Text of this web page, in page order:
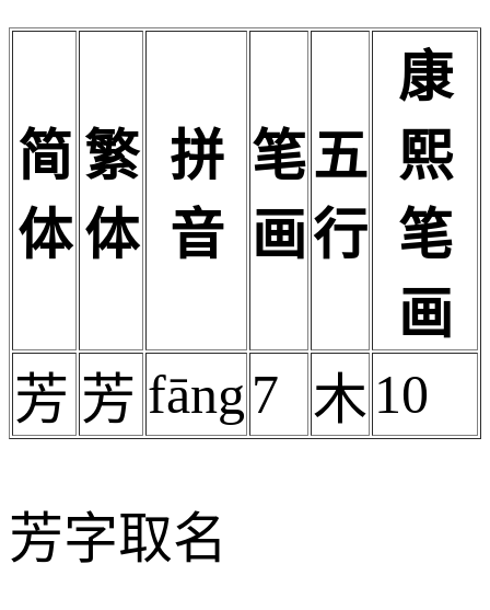
简
体
繁
体
拼
音
笔
画
五
行
康
熙
笔
画
芳 芳 fāng7 木10
芳字取名